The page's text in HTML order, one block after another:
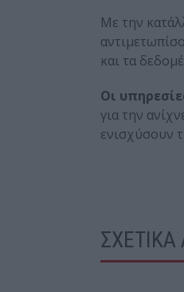
Με την
και τα
Οι
για την
ενισχύσουν